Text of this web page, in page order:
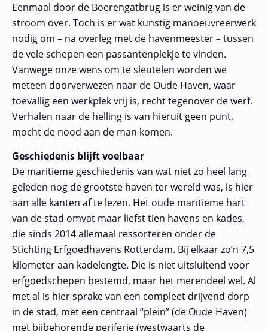
Eenmaal door de Boerengatbrug is er weinig van de
stroom over. Toch is er wat kunstig manoeuvreerwerk
nodig om – na overleg met de havenmeester – tussen
de vele schepen een passantenplekje te vinden.
Vanwege onze wens om te sleutelen worden we
meteen doorverwezen naar de Oude Haven, waar
toevallig een werkplek vrij is, recht tegenover de werf.
Verhalen naar de helling is van hieruit geen punt,
mocht de nood aan de man komen.
Geschiedenis blijft voelbaar
De maritieme geschiedenis van wat niet zo heel lang
geleden nog de grootste haven ter wereld was, is hier
aan alle kanten af te lezen. Het oude maritieme hart
van de stad omvat maar liefst tien havens en kades,
die sinds 2014 allemaal ressorteren onder de
Stichting Erfgoedhavens Rotterdam. Bij elkaar zo’n 7,5
kilometer aan kadelengte. Die is niet uitsluitend voor
erfgoedschepen bestemd, maar het merendeel wel. Al
met al is hier sprake van een compleet drijvend dorp
in de stad, met een centraal “plein” (de Oude Haven)
met bijbehorende periferie (westwaarts de